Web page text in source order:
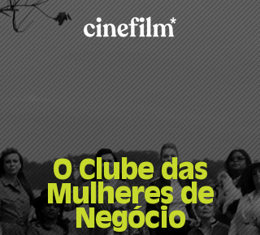
O Clube das
Mulheres de
Negócio